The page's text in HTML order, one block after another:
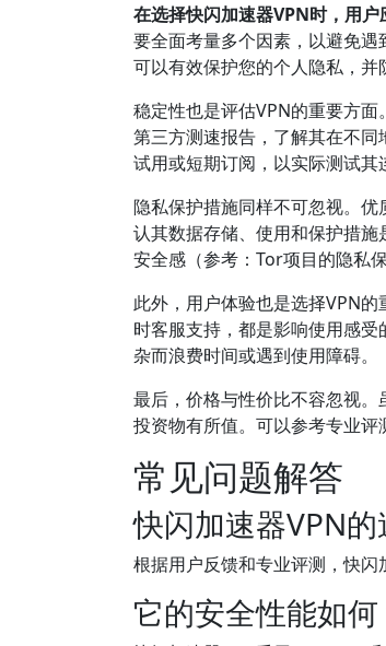
在选择快闪加速器VPN时，用
要全面考量多个因素，以避免
可以有效保护您的个人隐私，并
稳定性也是评估VPN的重要方
第三方测速报告，了解其在不
试用或短期订阅，以实际测试其
隐私保护措施同样不可忽视。
认其数据存储、使用和保护措
安全感（参考：Tor项目的隐私保
此外，用户体验也是选择VPN
时客服支持，都是影响使用感
杂而浪费时间或遇到使用障碍。
最后，价格与性价比不容忽视
投资物有所值。可以参考专业评
常见问题解答
快闪加速器VPN的
根据用户反馈和专业评测，快闪
它的安全性能如何